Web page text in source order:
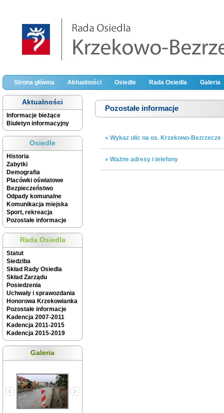
Strona główna Aktualności Osiedle Rada Osiedla Galeria
Aktualności
Informacje bieżące
Biuletyn informacyjny
Osiedle
Historia
Zabytki
Demografia
Placówki oświatowe
Bezpieczeństwo
Odpady komunalne
Komunikacja miejska
Sport, rekreacja
Pozostałe informacje
Rada Osiedla
Statut
Siedziba
Skład Rady Osiedla
Skład Zarządu
Posiedzenia
Uchwały i sprawozdania
Honorowa Krzekowianka
Pozostałe informacje
Kadencja 2007-2011
Kadencja 2011-2015
Kadencja 2015-2019
Galeria
Pozostałe informacje
» Wykaz ulic na os. Krzekowo-Bezrzecze
» Ważne adresy i telefony